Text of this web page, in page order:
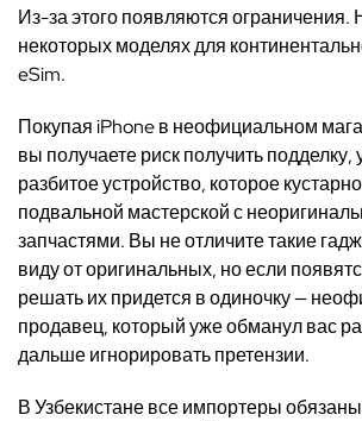
Из-за этого появляются ограничения.
некоторых моделях для
eSim.
Покупая iPhone в неофициальном
вы получаете риск получить подделку,
разбитое устройство, которое
подвальной мастерской с
запчастями. Вы не отличите такие
виду от оригинальных, но если
решать их придется в одиночку —
продавец, который уже обманул вас
дальше игнорировать претензии.
В Узбекистане все импортеры